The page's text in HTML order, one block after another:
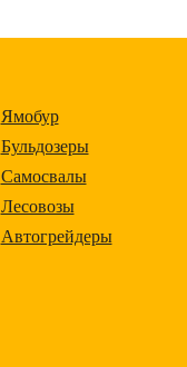
Ямобур
Бульдозеры
Самосвалы
Лесовозы
Автогрейдеры